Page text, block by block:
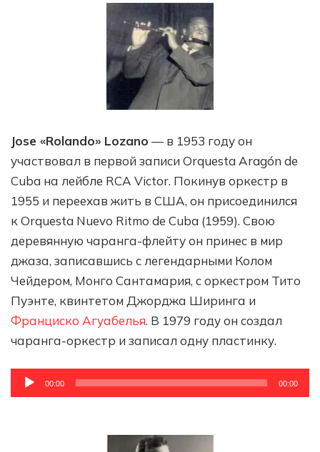
Jose «Rolando» Lozano — в 1953 году он
участвовал в первой записи Orquesta Aragón de
Cuba на лейбле RCA Victor. Покинув оркестр в
1955 и переехав жить в США, он присоединился
к Orquesta Nuevo Ritmo de Cuba (1959). Свою
деревянную чаранга-флейту он принес в мир
джаза, записавшись с легендарными Колом
Чейдером, Монго Сантамария, с оркестром Тито
Пуэнте, квинтетом Джорджа Ширинга и
Франциско Агуабелья. В 1979 году он создал
чаранга-оркестр и записал одну пластинку.
Аудиоплеер
00:00 00:00